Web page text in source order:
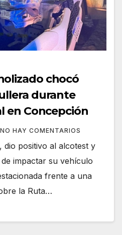
chocó
durante
en Concepción
NO HAY COMENTARIOS
dio positivo al alcotest y
impactar su vehículo
frente a una
la Ruta…